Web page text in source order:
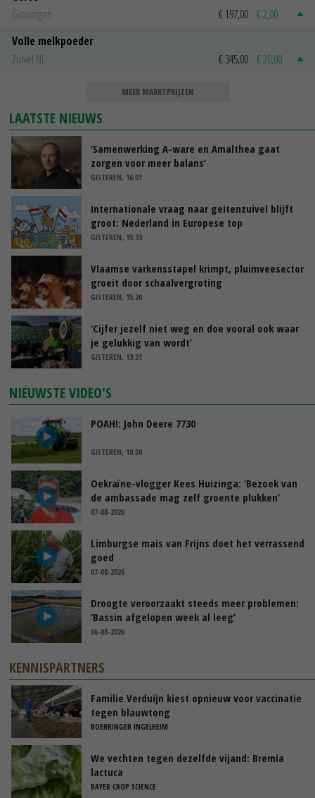
Groningen
€ 197,00 € 2,00
Volle melkpoeder
Zuivel NL
€ 345,00 € 20,00
MEER MARKTPRIJZEN
LAATSTE NIEUWS
‘Samenwerking A-ware en Amalthea gaat
zorgen voor meer balans’
GISTEREN, 16:01
Internationale vraag naar geitenzuivel blijft
groot: Nederland in Europese top
GISTEREN, 15:33
Vlaamse varkensstapel krimpt, pluimveesector
groeit door schaalvergroting
GISTEREN, 15:20
‘Cijfer jezelf niet weg en doe vooral ook waar
je gelukkig van wordt’
GISTEREN, 13:31
NIEUWSTE VIDEO'S
POAH!: John Deere 7730
GISTEREN, 10:00
Oekraïne-vlogger Kees Huizinga: ‘Bezoek van
de ambassade mag zelf groente plukken’
07-08-2026
Limburgse mais van Frijns doet het verrassend
goed
07-08-2026
Droogte veroorzaakt steeds meer problemen:
‘Bassin afgelopen week al leeg’
06-08-2026
KENNISPARTNERS
Familie Verduijn kiest opnieuw voor vaccinatie
tegen blauwtong
BOEHRINGER INGELHEIM
We vechten tegen dezelfde vijand: Bremia
lactuca
BAYER CROP SCIENCE